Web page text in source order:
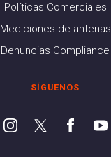
Políticas Comerciales
Mediciones de antenas
Denuncias Compliance
SÍGUENOS